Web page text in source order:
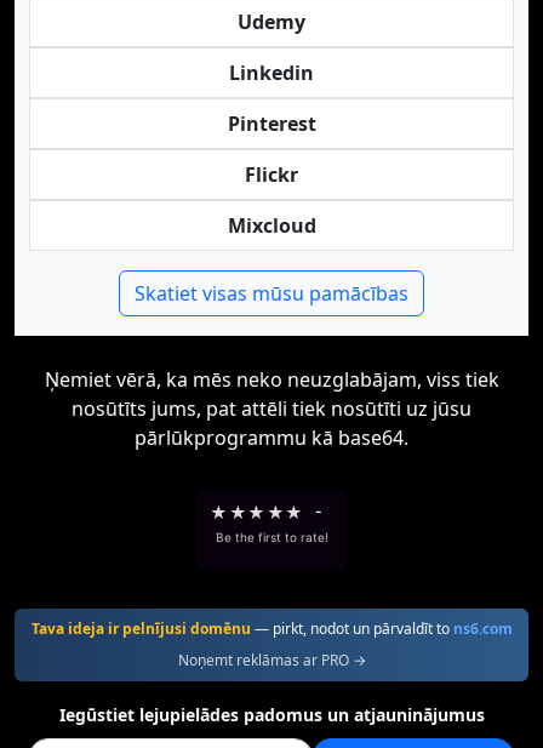
Udemy
Linkedin
Pinterest
Flickr
Mixcloud
Skatiet visas mūsu pamācības
Ņemiet vērā, ka mēs neko neuzglabājam, viss tiek
nosūtīts jums, pat attēli tiek nosūtīti uz jūsu
pārlūkprogrammu kā base64.
★ ★★ ★★ -
Be the first to rate!
Tava ideja ir pelnījusi domēnu — pirkt, nodot un pārvaldīt to ns6.com
Noņemt reklāmas ar PRO →
Iegūstiet lejupielādes padomus un atjauninājumus